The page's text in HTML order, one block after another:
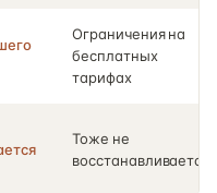
Ограничения на
бесплатных
тарифах
Тоже не
восстанавливается